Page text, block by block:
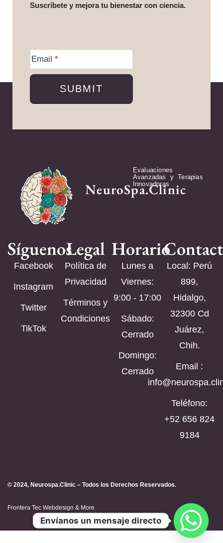
Suscríbete y mejora tu bienestar con ciencia.
Information
Email *
SUBMIT
NeuroSpa.Clinic
Evaluaciones
Avanzadas y Terapias
Innovadoras
Síguenos
Facebook
Instagram
Twitter
TikTok
Legal
Política de
Privacidad
Términos y
Condiciones
Horario
Lunes a
Viernes:
9:00 - 17:00
Sábado:
Cerrado
Domingo:
Cerrado
Local: Perú
899,
Hidalgo,
32300 Cd
Juárez,
Chih.
Email :
Teléfono:
‪+52 656 824
9184‬
© 2024, Neurospa.Clinic – Todos los Derechos Reservados.
Frontera Tec Webdesign & More
Envíanos un mensaje directo